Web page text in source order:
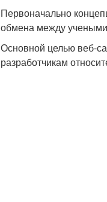
Первоначально
обмена между учеными
Основной целью веб-
разработчикам